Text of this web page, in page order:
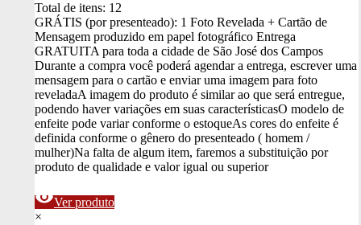
Total de itens: 12
GRÁTIS (por presenteado): 1 Foto Revelada + Cartão de
Mensagem produzido em papel fotográfico Entrega
GRATUITA para toda a cidade de São José dos Campos
Durante a compra você poderá agendar a entrega, escrever uma
mensagem para o cartão e enviar uma imagem para foto
reveladaA imagem do produto é similar ao que será entregue,
podendo haver variações em suas característicasO modelo de
enfeite pode variar conforme o estoqueAs cores do enfeite é
definida conforme o gênero do presenteado ( homem /
mulher)Na falta de algum item, faremos a substituição por
produto de qualidade e valor igual ou superior
visibilityVer produto
×